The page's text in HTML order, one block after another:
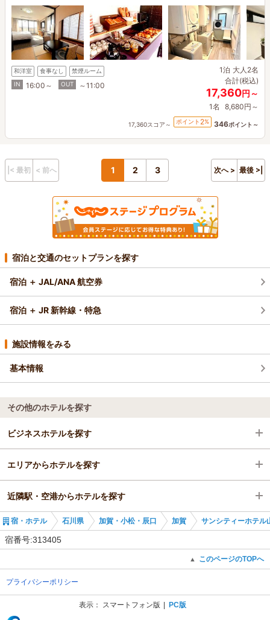
和洋室 食事なし
禁煙ルーム
IN
16:00～ OUT ～11:00
1泊 大人2名
合計(税込)
17,360円～
1名 8,680円～
17,360スコア～ ポイント 2% 346ポイント～
|< 最初 < 前へ 1 2 3 次へ > 最後 >|
宿泊と交通のセットプランを探す
宿泊 ＋ JAL/ANA 航空券
宿泊 ＋ JR 新幹線・特急
施設情報をみる
基本情報
その他のホテルを探す
ビジネスホテルを探す
石川県
加賀・小松・辰口
加賀
エリアからホテルを探す
石川県
加賀・小松・辰口
近隣駅・空港からホテルを探す
加賀温泉駅
宿・ホテル 石川県 加賀・小松・辰口 加賀 サンシティーホテル
宿番号:313405
▲ このページのTOPへ
プライバシーポリシー
表示： スマートフォン版 PC版